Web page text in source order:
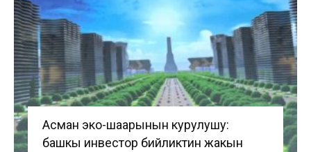
Асман эко-шаарынын курулушу:
башкы инвестор бийликтин жакын